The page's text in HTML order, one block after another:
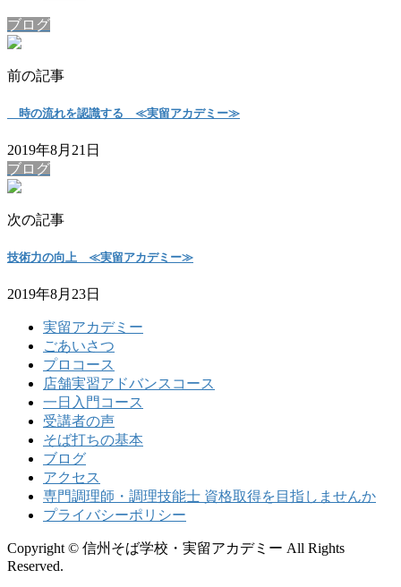
ブログ
前の記事
時の流れを認識する ≪実留アカデミー≫
2019年8月21日
ブログ
次の記事
技術力の向上 ≪実留アカデミー≫
2019年8月23日
実留アカデミー
ごあいさつ
プロコース
店舗実習アドバンスコース
一日入門コース
受講者の声
そば打ちの基本
ブログ
アクセス
専門調理師・調理技能士 資格取得を目指しませんか
プライバシーポリシー
Copyright © 信州そば学校・実留アカデミー All Rights
Reserved.